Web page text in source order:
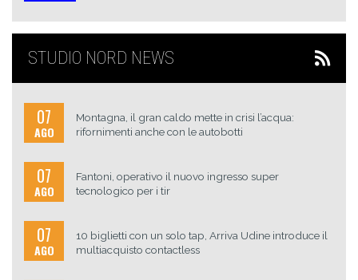
STUDIO NORD NEWS
07
AGO
Montagna, il gran caldo mette in crisi l’acqua:
rifornimenti anche con le autobotti
07
AGO
Fantoni, operativo il nuovo ingresso super
tecnologico per i tir
07
AGO
10 biglietti con un solo tap, Arriva Udine introduce il
multiacquisto contactless